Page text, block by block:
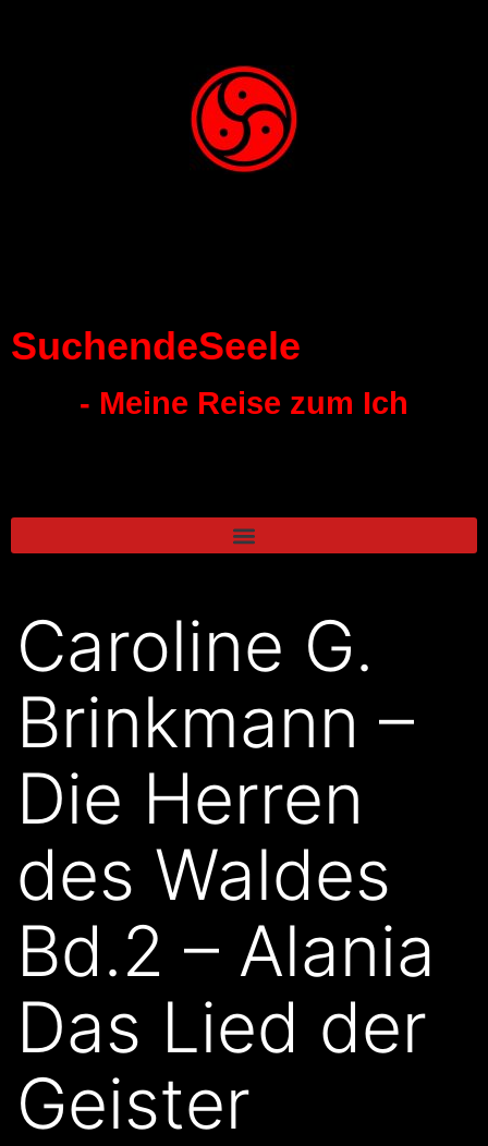
SuchendeSeele
- Meine Reise zum Ich
Caroline G.
Brinkmann –
Die Herren
des Waldes
Bd.2 – Alania
Das Lied der
Geister